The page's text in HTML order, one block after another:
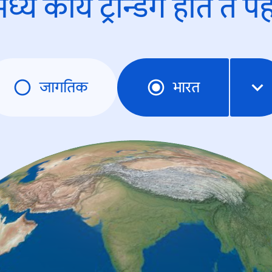
काय ट्रेन्डिंंग होते ते
जागतिक भारत